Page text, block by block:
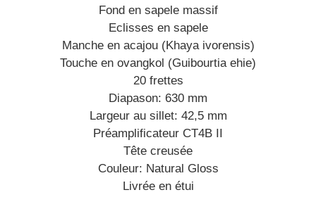
Fond en sapele massif
Eclisses en sapele
Manche en acajou (Khaya ivorensis)
Touche en ovangkol (Guibourtia ehie)
20 frettes
Diapason: 630 mm
Largeur au sillet: 42,5 mm
Préamplificateur CT4B II
Tête creusée
Couleur: Natural Gloss
Livrée en étui